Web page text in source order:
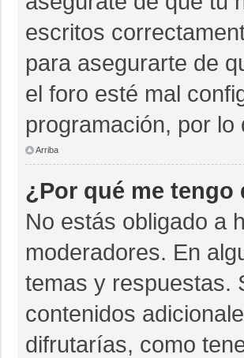
escritos
para asegurarte de
el foro esté mal
programación, por
Arriba
¿Por qué me tengo
No estás obligado a
moderadores. En
temas y respuestas.
contenidos
difrutarías, como